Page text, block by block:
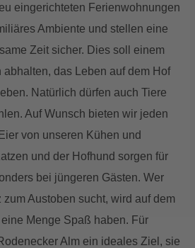
eingerichteten Ferienwohnungen
Ambiente und stellen eine
Zeit sicher. Dies soll einem
das Leben auf dem Hof
Natürlich dürfen auch Tiere
Auf Wunsch bieten wir jeden
von unseren Kühen und
und der Hofhund sorgen für
bei jüngeren Gästen. Wer
Austoben sucht, wird auf dem
Menge Spaß haben. Für
Alm ein ideales Ziel, sie